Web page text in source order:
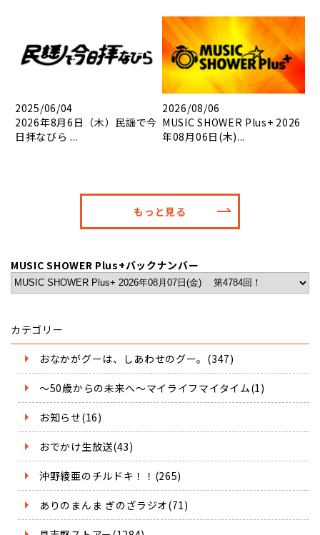
2025/06/04
2026年8月6日（木）民謡で今
日拝なびら ...
2026/08/06
MUSIC SHOWER Plus+ 2026
年08月06日(木)...
もっと見る
MUSIC SHOWER Plus+バックナンバー
カテゴリー
おなかがグーは、しあわせのグー。(347)
～50歳からの未来へ～マイライフマイタイム(1)
お知らせ(16)
おでかけ生放送(43)
沖野綾亜のチルドキ！！(265)
ありのまんま ぎのざラジオ(71)